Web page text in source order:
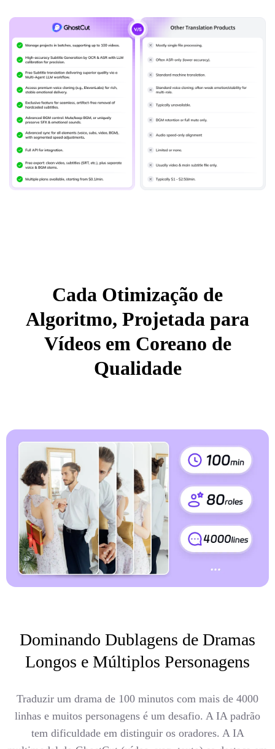
Cada Otimização de
Algoritmo, Projetada para
Vídeos em Coreano de
Qualidade
Dominando Dublagens de Dramas
Longos e Múltiplos Personagens
Traduzir um drama de 100 minutos com mais de 4000
linhas e muitos personagens é um desafio. A IA padrão
tem dificuldade em distinguir os oradores. A IA